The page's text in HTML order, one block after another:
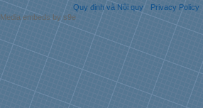
Quy định và Nội quy
Privacy Policy
Media embeds by s9e